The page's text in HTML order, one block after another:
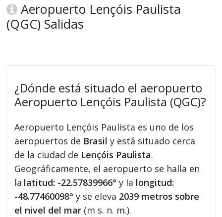
Aeropuerto Lençóis Paulista
(QGC) Salidas
¿Dónde está situado el aeropuerto
Aeropuerto Lençóis Paulista (QGC)?
Aeropuerto Lençóis Paulista es uno de los
aeropuertos de Brasil y está situado cerca
de la ciudad de Lençóis Paulista.
Geográficamente, el aeropuerto se halla en
la latitud: -22.57839966° y la longitud:
-48.77460098° y se eleva 2039 metros sobre
el nivel del mar (m s. n. m.).